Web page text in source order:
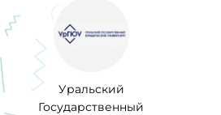
Уральский
Государственный